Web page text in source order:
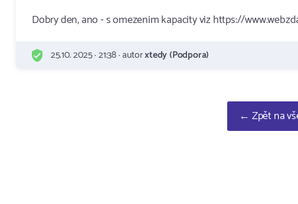
Dobry den, ano - s omezenim kapacity viz https://
25.10. 2025 · 21:38 · autorxtedy (Podpora)
← Zpět na